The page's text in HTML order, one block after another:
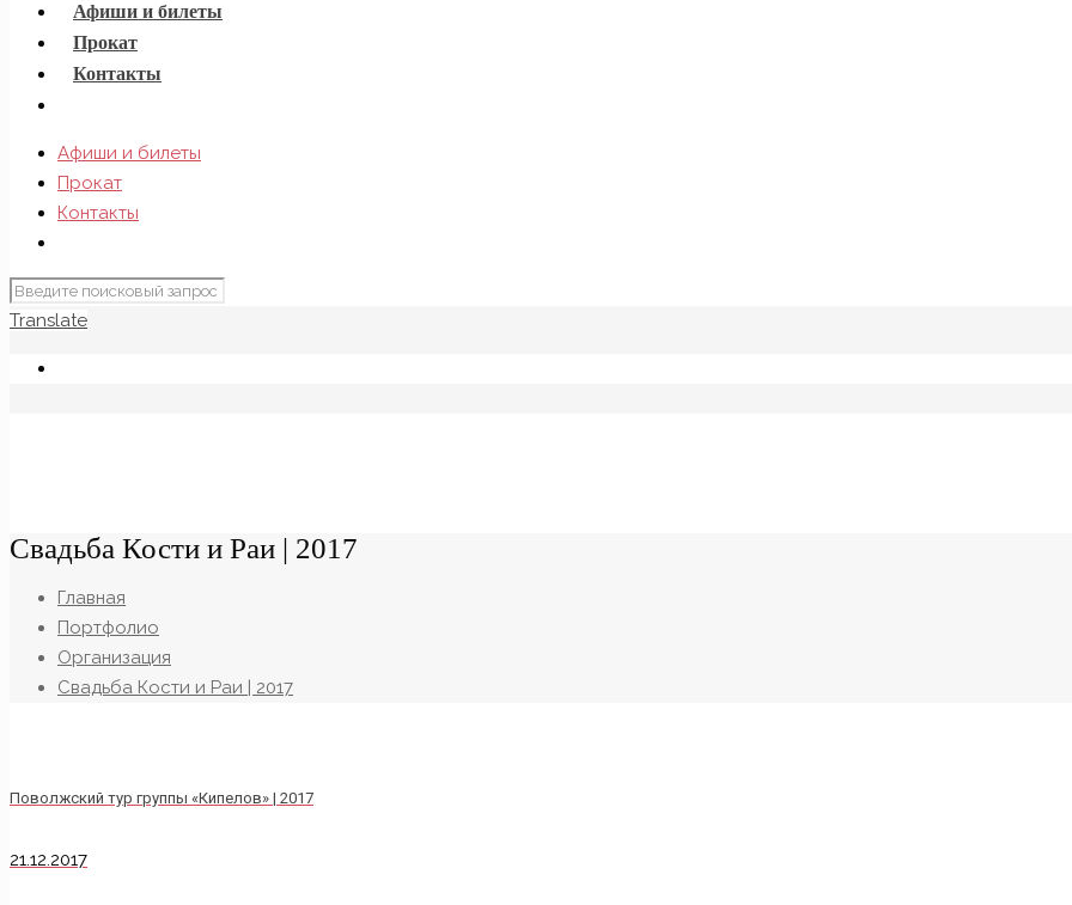
Афиши и билеты
Прокат
Контакты
Афиши и билеты
Прокат
Контакты
Translate
Свадьба Кости и Раи | 2017
Главная
Портфолио
Организация
Свадьба Кости и Раи | 2017
Поволжский тур группы «Кипелов» | 2017
21.12.2017